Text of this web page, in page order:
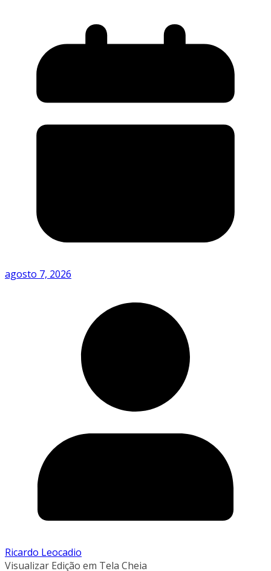
agosto 7, 2026
Ricardo Leocadio
Visualizar Edição em Tela Cheia